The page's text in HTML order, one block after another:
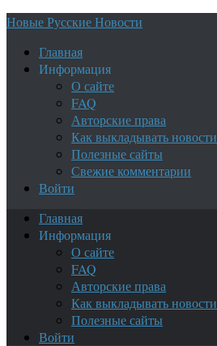
Новые Русские Новости
Главная
Информация
О сайте
FAQ
Авторские права
Как выкладывать новости
Полезные сайты
Свежие комментарии
Войти
Главная
Информация
О сайте
FAQ
Авторские права
Как выкладывать новости
Полезные сайты
Войти